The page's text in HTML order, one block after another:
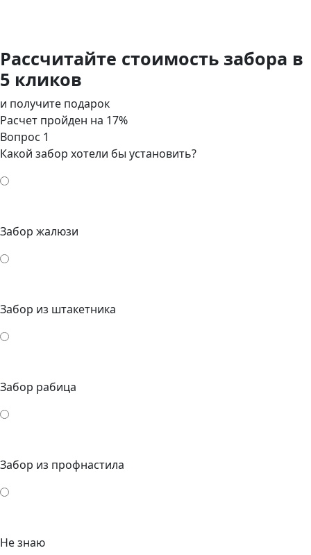
Рассчитайте стоимость забора в
5 кликов
и получите подарок
Расчет пройден на 17%
Вопрос 1
Какой забор хотели бы установить?
Забор жалюзи
Забор из штакетника
Забор рабица
Забор из профнастила
Не знаю